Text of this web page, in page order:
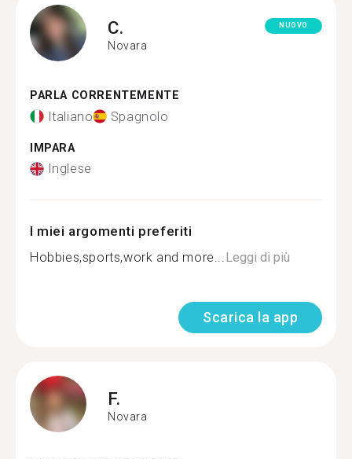
C.
Novara
NUOVO
PARLA CORRENTEMENTE
Italiano Spagnolo
IMPARA
Inglese
I miei argomenti preferiti
Hobbies,sports,work and more...Leggi di più
Scarica la app
F.
Novara